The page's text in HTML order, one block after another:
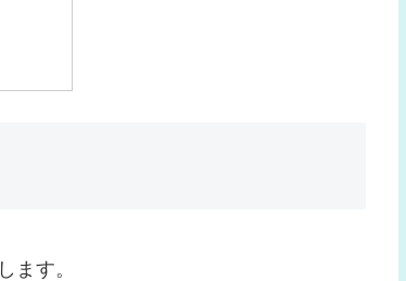
ます。